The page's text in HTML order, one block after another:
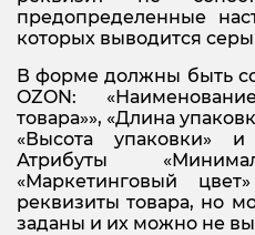
предопределенные
которых выводится
В форме должны быть
OZON:
товара»», «Длина
«Высота упаковки»
Атрибуты
«Маркетинговый
реквизиты товара, но
заданы и их можно не